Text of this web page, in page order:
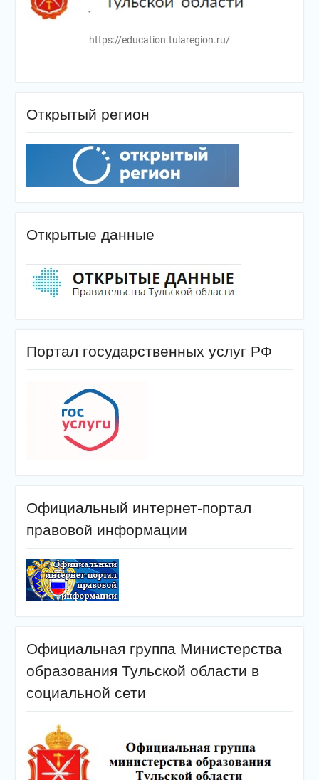
https://education.tularegion.ru/
Открытый регион
Открытые данные
Портал государственных услуг РФ
Официальный интернет-портал
правовой информации
Официальная группа Министерства
образования Тульской области в
социальной сети